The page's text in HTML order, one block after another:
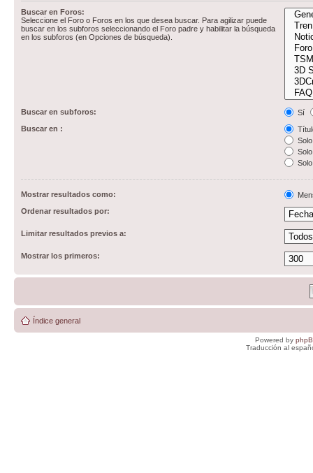
Buscar en Foros:
Seleccione el Foro o Foros en los que desea buscar. Para agilizar puede
buscar en los subforos seleccionando el Foro padre y habilitar la búsqueda
en los subforos (en Opciones de búsqueda).
Buscar en subforos:
Sí
Buscar en :
Mostrar resultados como:
Ordenar resultados por:
Limitar resultados previos a:
Mostrar los primeros:
Índice general
Powered by
Traducción al